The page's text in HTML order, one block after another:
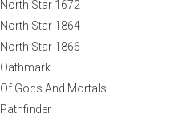
North Star 1672
North Star 1864
North Star 1866
Oathmark
Of Gods And Mortals
Pathfinder